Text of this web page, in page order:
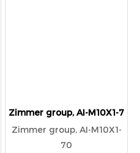
Zimmer group, AI-M10X1-70
Zimmer group, AI-M10X1-
70